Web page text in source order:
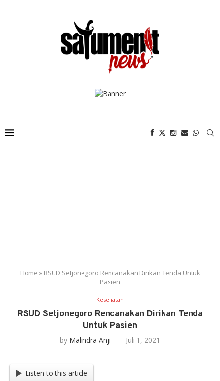
Home » RSUD Setjonegoro Rencanakan Dirikan Tenda Untuk
Pasien
Kesehatan
RSUD Setjonegoro Rencanakan Dirikan Tenda
Untuk Pasien
by Malindra Anji Juli 1, 2021
Listen to this article